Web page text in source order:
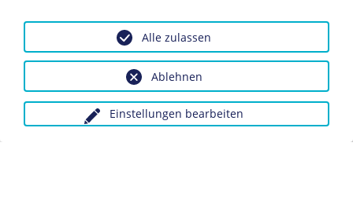
Berlin
Inv.-Nr.: Do 74/91II
Dieses Objekt ist eingebunden in folgende LeMO-Seite:
Alltagsleben
Einstellungen bearbeiten
Ablehnen
Alle zulassen